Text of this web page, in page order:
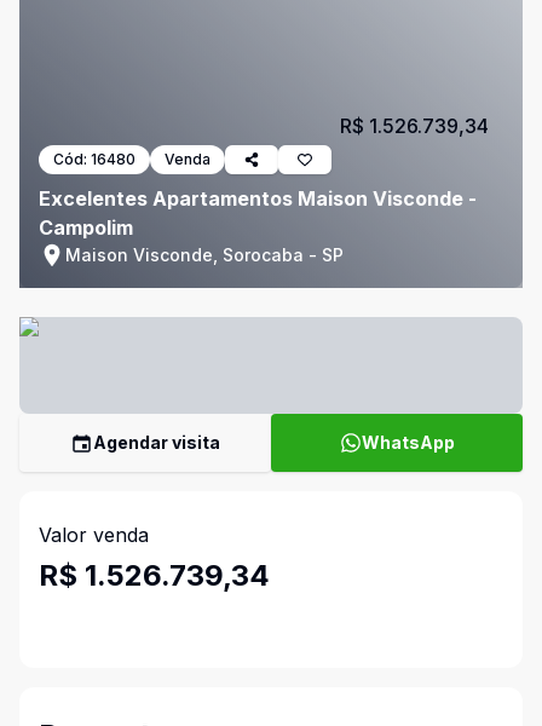
Cód: 16480 Venda
Excelentes Apartamentos Maison Visconde -
Campolim
Maison Visconde, Sorocaba - SP
R$ 1.526.739,34
Agendar visita WhatsApp
Valor venda
R$ 1.526.739,34